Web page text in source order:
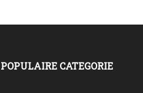
POPULAIRE CATEGORIE